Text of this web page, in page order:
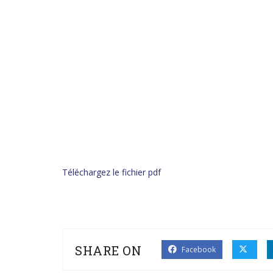
Téléchargez le fichier pdf
SHARE ON Facebook